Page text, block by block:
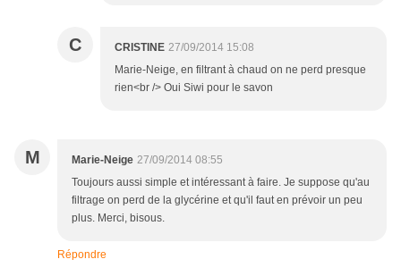
C CRISTINE 27/09/2014 15:08
Marie-Neige, en filtrant à chaud on ne perd presque
rien<br /> Oui Siwi pour le savon
M Marie-Neige 27/09/2014 08:55
Toujours aussi simple et intéressant à faire. Je suppose qu'au
filtrage on perd de la glycérine et qu'il faut en prévoir un peu
plus. Merci, bisous.
Répondre